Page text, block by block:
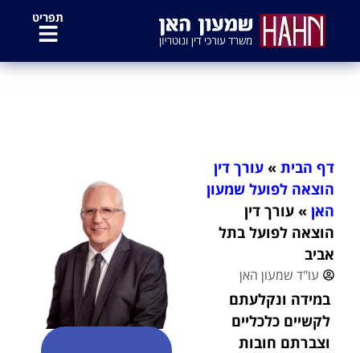
תפריט
דף הבית »עורך דין
הוצאה לפועל שמעון
האן »עורך דין
הוצאה לפועל בתל
אביב
עו"ד שמעון האן
במידה ונקלעתם
לקשיים כלכליים
וצברתם חובות